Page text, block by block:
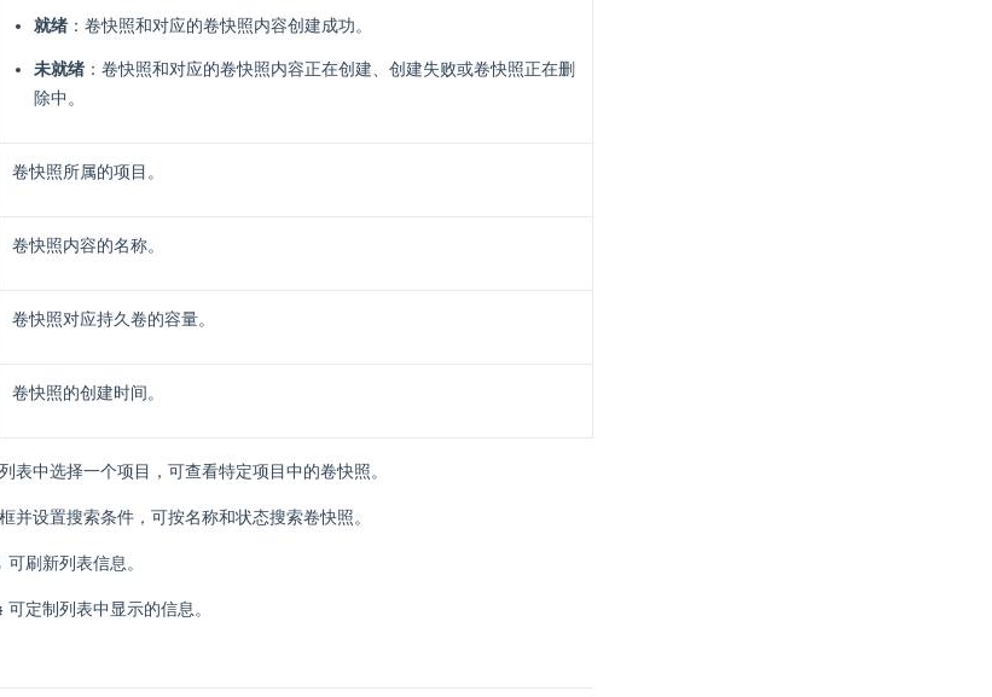
就绪 ：卷快照和对应的卷快照内容创建成功。
未就绪 ：卷快照和对应的卷快照内容正在创建、创建失败或卷快照正在删
除中。
卷快照所属的项目。
卷快照内容的名称。
卷快照对应持久卷的容量。
卷快照的创建时间。
表中选择一个项目，可查看特定项目中的卷快照。
并设置搜索条件，可按名称和状态搜索卷快照。
可刷新列表信息。
可定制列表中显示的信息。